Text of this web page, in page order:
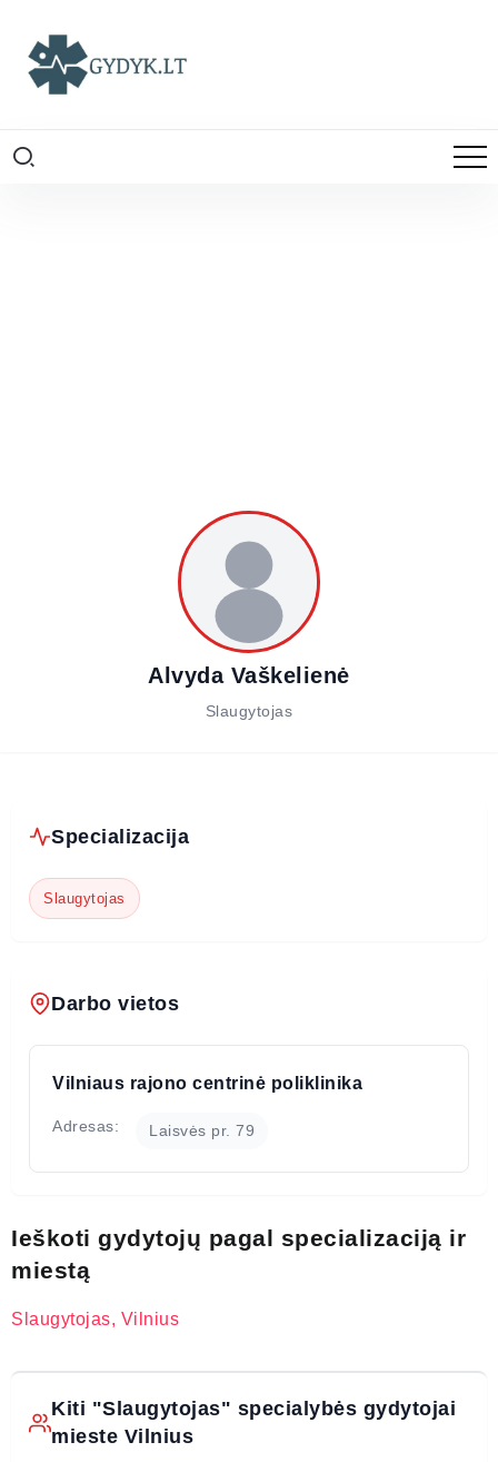
Alvyda Vaškelienė
Slaugytojas
Specializacija
Slaugytojas
Darbo vietos
Vilniaus rajono centrinė poliklinika
Adresas: Laisvės pr. 79
Ieškoti gydytojų pagal specializaciją ir
miestą
Slaugytojas, Vilnius
Kiti "Slaugytojas" specialybės gydytojai
mieste Vilnius